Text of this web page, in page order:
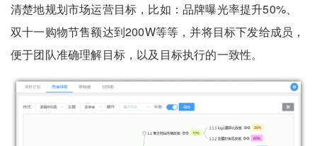
清楚地规划市场运营目标，比如：品牌曝光率提升50%、
双十一购物节售额达到200W等等，并将目标下发给成员，
便于团队准确理解目标，以及目标执行的一致性。